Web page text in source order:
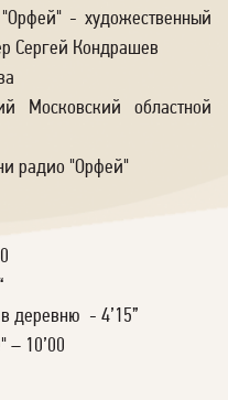
- художественный
Сергей Кондрашев
Московский областной
радио "Орфей"
деревню - 4’15”
– 10’00